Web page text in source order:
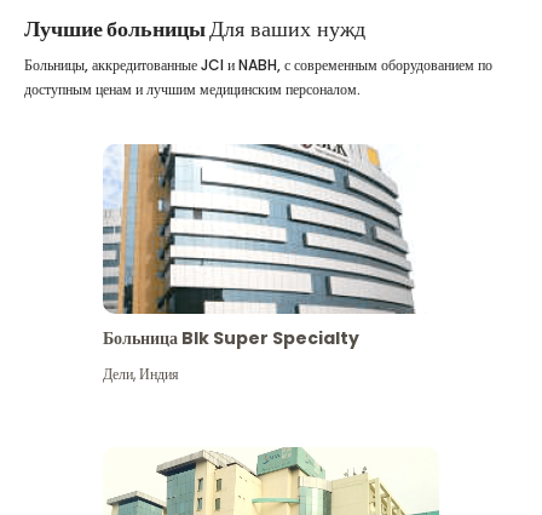
Лучшие больницыДля ваших нужд
Больницы, аккредитованные JCI и NABH, с современным оборудованием по
доступным ценам и лучшим медицинским персоналом.
Больница Blk Super Specialty
Дели,Индия